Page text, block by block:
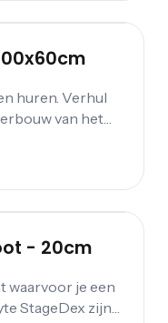
huren. Verhul
van het
- 20cm
waarvoor je een
StageDex zijn